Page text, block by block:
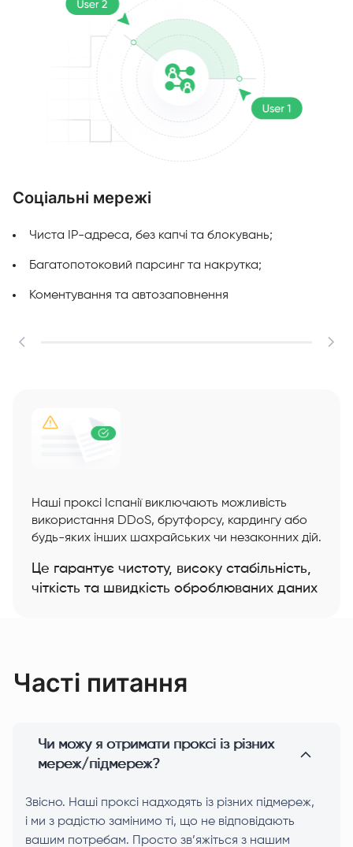
Соціальні мережі
Чиста IP-адреса, без капчі та блокувань;
Багатопотоковий парсинг та накрутка;
Коментування та автозаповнення
Наші проксі Іспанії виключають можливість
використання DDoS, брутфорсу, кардингу або
будь-яких інших шахрайських чи незаконних дій.
Це гарантує чистоту, високу стабільність,
чіткість та швидкість оброблюваних даних
Часті питання
Чи можу я отримати проксі із різних
мереж/підмереж?
Звісно. Наші проксі надходять із різних підмереж,
і ми з радістю замінимо ті, що не відповідають
вашим потребам. Просто зв’яжіться з нашим